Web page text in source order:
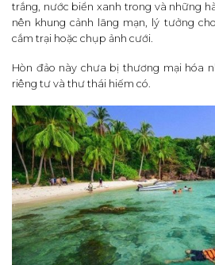
trắng, nước biển xanh trong và những
nên khung cảnh lãng mạn, lý tưởng
cắm trại hoặc chụp ảnh cưới.
Hòn đảo này chưa bị thương mại hóa
riêng tư và thư thái hiếm có.